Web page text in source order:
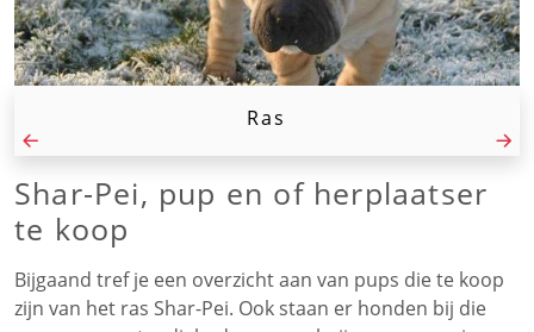
Ras
Shar-Pei, pup en of herplaatser
te koop
Bijgaand tref je een overzicht aan van pups die te koop
zijn van het ras Shar-Pei. Ook staan er honden bij die